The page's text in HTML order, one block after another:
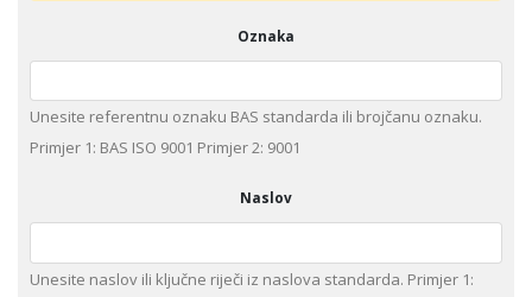
Oznaka
Unesite referentnu oznaku BAS standarda ili brojčanu oznaku.
Primjer 1: BAS ISO 9001 Primjer 2: 9001
Naslov
Unesite naslov ili ključne riječi iz naslova standarda. Primjer 1: